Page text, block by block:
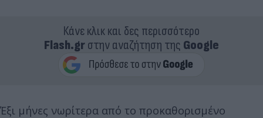
Κάνε κλικ και δες περισσότερο
Flash.grστην αναζήτηση της Google
Έξι μήνες νωρίτερα από το προκαθορισμένο